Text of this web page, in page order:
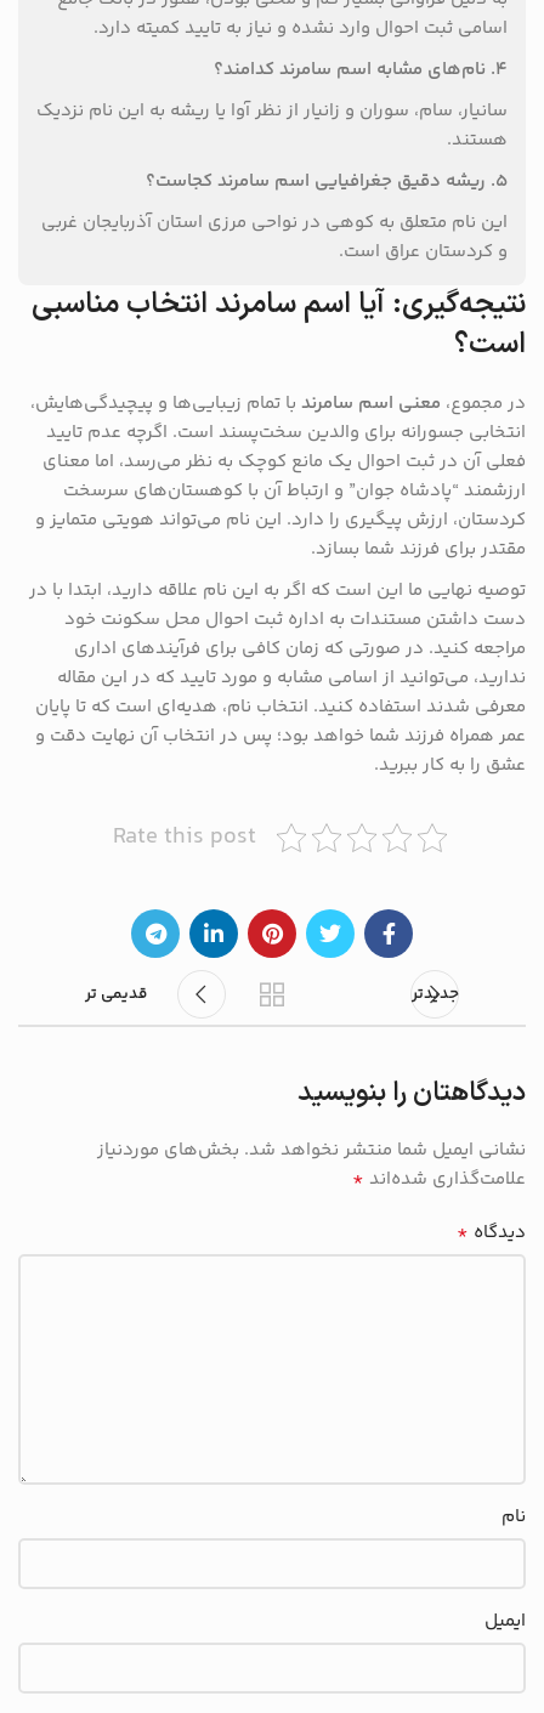
اسامی ثبت احوال وارد نشده و نیاز به تایید کمیته دارد.
۴. نام‌های مشابه اسم سامرند کدامند؟
سانیار، سام، سوران و زانیار از نظر آوا یا ریشه به این نام نزدیک
هستند.
۵. ریشه دقیق جغرافیایی اسم سامرند کجاست؟
این نام متعلق به کوهی در نواحی مرزی استان آذربایجان غربی
و کردستان عراق است.
نتیجه‌گیری: آیا اسم سامرند انتخاب مناسبی
است؟
در مجموع، معنی اسم سامرند با تمام زیبایی‌ها و پیچیدگی‌هایش،
انتخابی جسورانه برای والدین سخت‌پسند است. اگرچه عدم تایید
فعلی آن در ثبت احوال یک مانع کوچک به نظر می‌رسد، اما معنای
ارزشمند “پادشاه جوان” و ارتباط آن با کوهستان‌های سرسخت
کردستان، ارزش پیگیری را دارد. این نام می‌تواند هویتی متمایز و
مقتدر برای فرزند شما بسازد.
توصیه نهایی ما این است که اگر به این نام علاقه دارید، ابتدا با در
دست داشتن مستندات به اداره ثبت احوال محل سکونت خود
مراجعه کنید. در صورتی که زمان کافی برای فرآیندهای اداری
ندارید، می‌توانید از اسامی مشابه و مورد تایید که در این مقاله
معرفی شدند استفاده کنید. انتخاب نام، هدیه‌ای است که تا پایان
عمر همراه فرزند شما خواهد بود؛ پس در انتخاب آن نهایت دقت و
عشق را به کار ببرید.
Rate this post
جدیدتر قدیمی تر
دیدگاهتان را بنویسید
نشانی ایمیل شما منتشر نخواهد شد. بخش‌های موردنیاز
علامت‌گذاری شده‌اند *
دیدگاه *
نام
ایمیل